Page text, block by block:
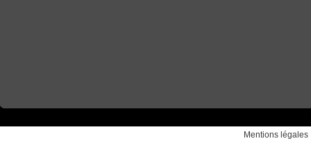
Mentions légales